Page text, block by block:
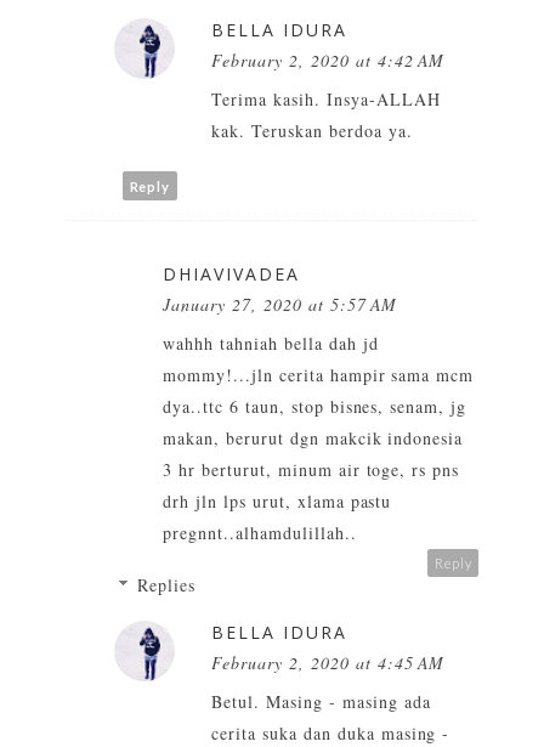
BELLA IDURA
February 2, 2020 at 4:42 AM
Terima kasih. Insya-ALLAH
kak. Teruskan berdoa ya.
Reply
DHIAVIVADEA
January 27, 2020 at 5:57 AM
wahhh tahniah bella dah jd
mommy!...jln cerita hampir sama mcm
dya..ttc 6 taun, stop bisnes, senam, jg
makan, berurut dgn makcik indonesia
3 hr berturut, minum air toge, rs pns
drh jln lps urut, xlama pastu
pregnnt..alhamdulillah..
Reply
Replies
BELLA IDURA
February 2, 2020 at 4:45 AM
Betul. Masing - masing ada
cerita suka dan duka masing -